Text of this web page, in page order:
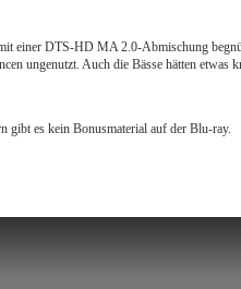
einer DTS-HD MA 2.0-Abmischung
ungenutzt. Auch die Bässe hätten
gibt es kein Bonusmaterial auf der Blu-ray.